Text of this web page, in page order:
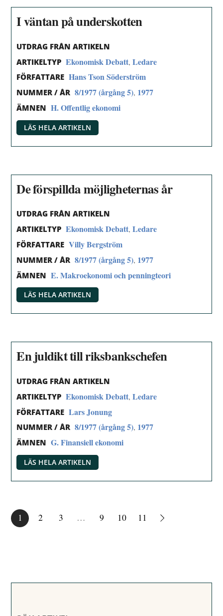
I väntan på underskotten
UTDRAG FRÅN ARTIKELN
ARTIKELTYP Ekonomisk Debatt,Ledare
FÖRFATTARE Hans Tson Söderström
NUMMER / ÅR 8/1977 (årgång 5), 1977
ÄMNEN H. Offentlig ekonomi
LÄS HELA ARTIKELN
De förspillda möjligheternas år
UTDRAG FRÅN ARTIKELN
ARTIKELTYP Ekonomisk Debatt,Ledare
FÖRFATTARE Villy Bergström
NUMMER / ÅR 8/1977 (årgång 5), 1977
ÄMNEN E. Makroekonomi och penningteori
LÄS HELA ARTIKELN
En juldikt till riksbankschefen
UTDRAG FRÅN ARTIKELN
ARTIKELTYP Ekonomisk Debatt,Ledare
FÖRFATTARE Lars Jonung
NUMMER / ÅR 8/1977 (årgång 5), 1977
ÄMNEN G. Finansiell ekonomi
LÄS HELA ARTIKELN
1 2 3 … 9 10 11